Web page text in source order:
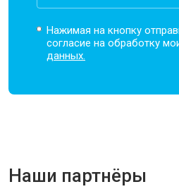
Нажимая на кнопку
согласие на обработку
данных.
Наши партнёры